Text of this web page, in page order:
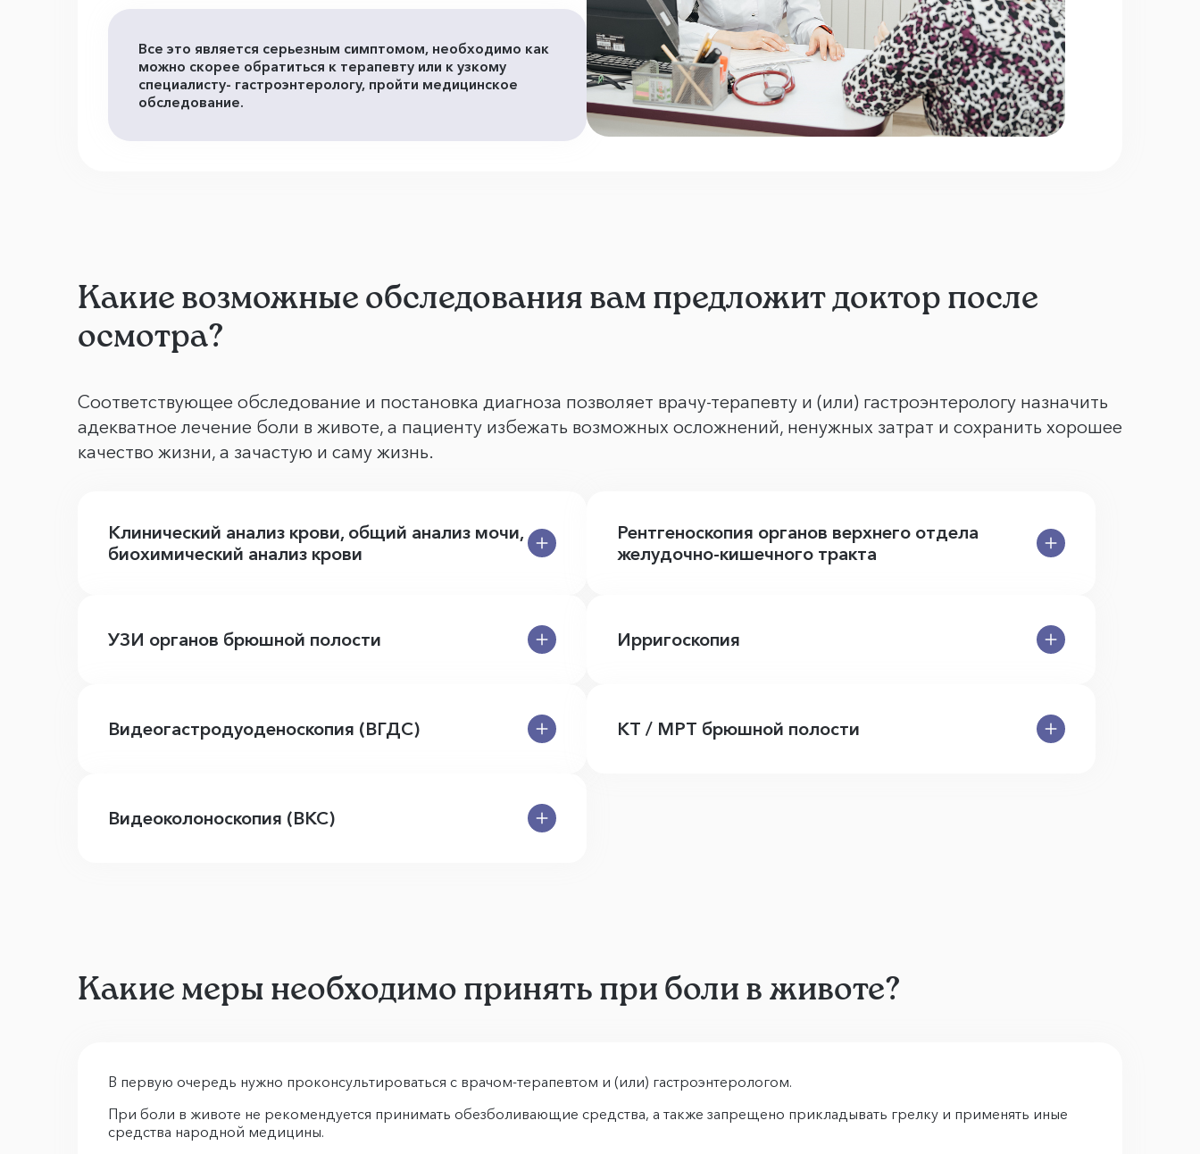
Все это является серьезным симптомом, необходимо как
можно скорее обратиться к терапевту или к узкому
специалисту- гастроэнтерологу, пройти медицинское
обследование.
Какие возможные обследования вам предложит доктор после
осмотра?
Соответствующее обследование и постановка диагноза позволяет врачу-терапевту и (или) гастроэнтерологу назначить
адекватное лечение боли в животе, а пациенту избежать возможных осложнений, ненужных затрат и сохранить хорошее
качество жизни, а зачастую и саму жизнь.
Клинический анализ крови, общий анализ мочи,
биохимический анализ крови
УЗИ органов брюшной полости
Видеогастродуоденоскопия (ВГДС)
Видеоколоноскопия (ВКС)
Рентгеноскопия органов верхнего отдела
желудочно-кишечного тракта
Ирригоскопия
КТ / МРТ брюшной полости
Какие меры необходимо принять при боли в животе?
В первую очередь нужно проконсультироваться с врачом-терапевтом и (или) гастроэнтерологом.
При боли в животе не рекомендуется принимать обезболивающие средства, а также запрещено прикладывать грелку и применять иные
средства народной медицины.